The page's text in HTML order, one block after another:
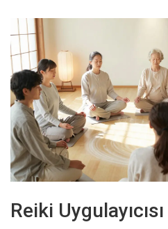
Reiki